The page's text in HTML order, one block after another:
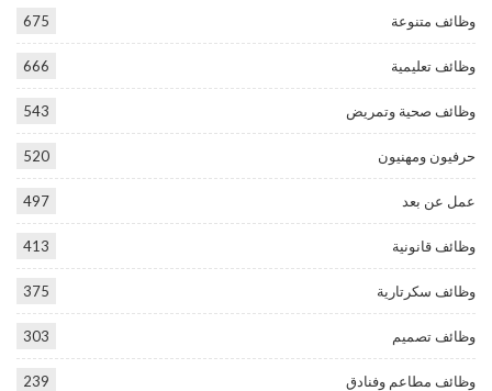
وظائف متنوعة 675
وظائف تعليمية 666
وظائف صحية وتمريض 543
حرفيون ومهنيون 520
عمل عن بعد 497
وظائف قانونية 413
وظائف سكرتارية 375
وظائف تصميم 303
وظائف مطاعم وفنادق 239